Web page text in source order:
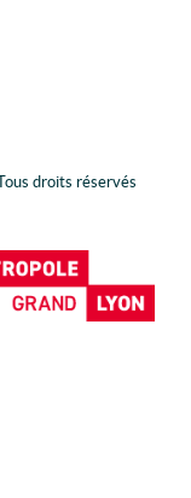
droits réservés